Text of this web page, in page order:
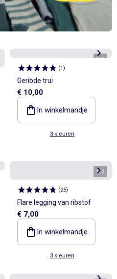
1/4
(1)
Geribde trui
€ 10,00
In winkelmandje
3 kleuren
1/3
(25)
Flare legging van ribstof
€ 7,00
In winkelmandje
3 kleuren